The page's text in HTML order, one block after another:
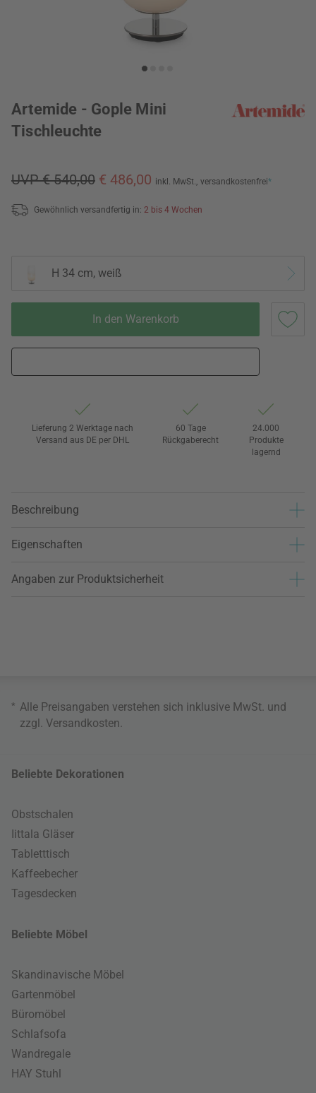
Artemide - Gople Mini
Tischleuchte
UVP € 540,00 € 486,00 inkl. MwSt., versandkostenfrei*
Gewöhnlich versandfertig in: 2 bis 4 Wochen
H 34 cm, weiß
In den Warenkorb
Lieferung 2 Werktage nach
Versand aus DE per DHL
60 Tage
Rückgaberecht
24.000
Produkte
lagernd
Beschreibung
Eigenschaften
Angaben zur Produktsicherheit
* Alle Preisangaben verstehen sich inklusive MwSt. und
zzgl. Versandkosten
Beliebte Dekorationen
Obstschalen
Iittala Gläser
Tabletttisch
Kaffeebecher
Tagesdecken
Beliebte Möbel
Skandinavische Möbel
Gartenmöbel
Büromöbel
Schlafsofa
Wandregale
HAY Stuhl